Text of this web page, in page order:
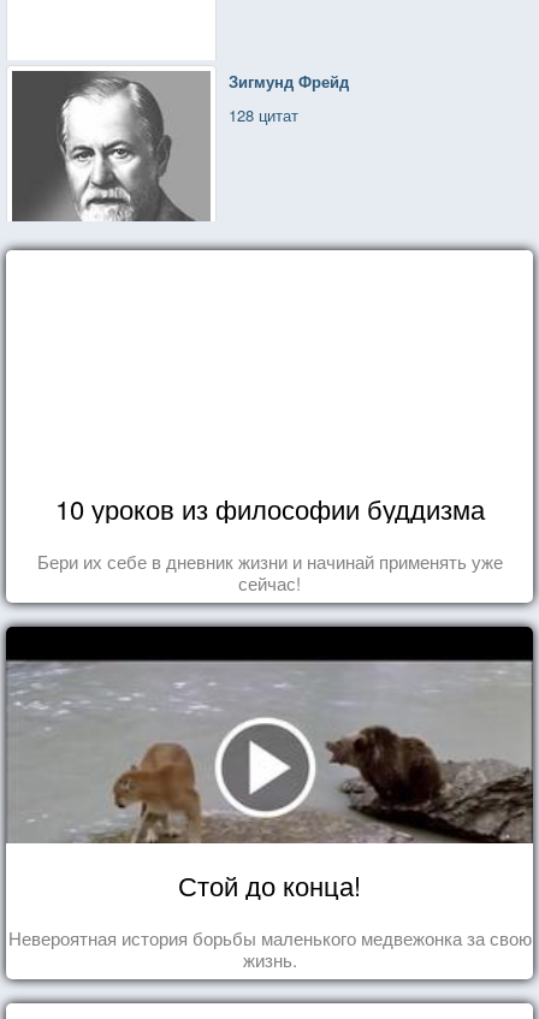
Зигмунд Фрейд
128 цитат
10 уроков из философии буддизма
Бери их себе в дневник жизни и начинай применять уже
сейчас!
Стой до конца!
Невероятная история борьбы маленького медвежонка за свою
жизнь.